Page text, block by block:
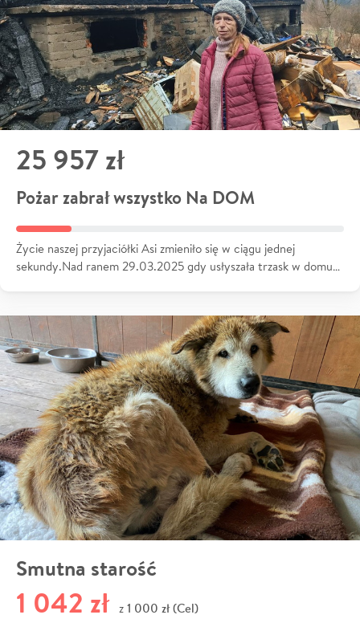
25 957 zł
Pożar zabrał wszystko Na DOM
Życie naszej przyjaciółki Asi zmieniło się w ciągu jednej
sekundy.Nad ranem 29.03.2025 gdy usłyszała trzask w domu…
Smutna starość
1 042 zł z 1 000 zł (Cel)